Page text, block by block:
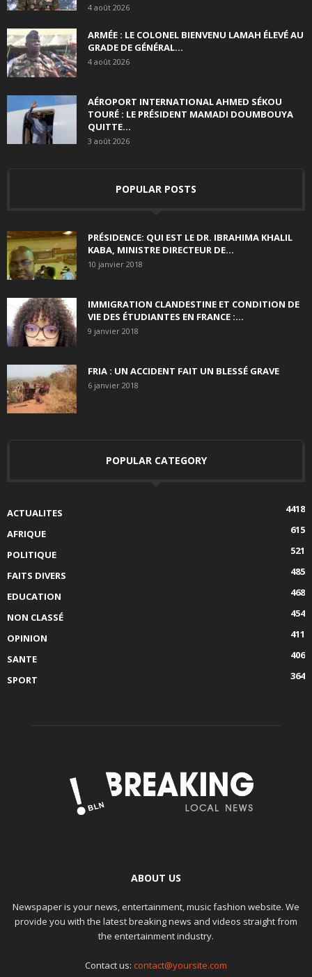
4 août 2026
ARMÉE : LE COLONEL BIENVENU LAMAH ÉLEVÉ AU
GRADE DE GÉNÉRAL...
4 août 2026
AÉROPORT INTERNATIONAL AHMED SÉKOU
TOURÉ : LE PRÉSIDENT MAMADI DOUMBOUYA
QUITTE...
3 août 2026
POPULAR POSTS
PRÉSIDENCE: QUI EST LE DR. IBRAHIMA KHALIL
KABA, MINISTRE DIRECTEUR DE...
10 janvier 2018
IMMIGRATION CLANDESTINE ET CONDITION DE
VIE DES ÉTUDIANTES EN FRANCE :...
9 janvier 2018
FRIA : UN ACCIDENT FAIT UN BLESSÉ GRAVE
6 janvier 2018
POPULAR CATEGORY
ACTUALITES
4418
AFRIQUE
615
POLITIQUE
521
FAITS DIVERS
485
EDUCATION
468
NON CLASSÉ
454
OPINION
411
SANTE
406
SPORT
364
ABOUT US
Newspaper is your news, entertainment, music fashion website. We
provide you with the latest breaking news and videos straight from
the entertainment industry.
Contact us: contact@yoursite.com